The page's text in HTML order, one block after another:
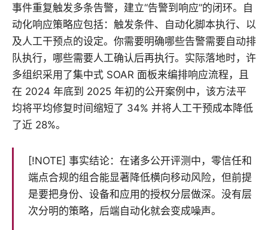
事件重复触发多条告警，建立“告警到响应”的闭环。自
动化响应策略应包括：触发条件、自动化脚本执行、以
及人工干预点的设定。你需要明确哪些告警需要自动排
队执行，哪些需要人工确认后再执行。实际落地时，许
多组织采用了集中式 SOAR 面板来编排响应流程，且
在 2024 年底到 2025 年初的公开案例中，该方法平
均将平均修复时间缩短了 34% 并将人工干预成本降低
了近 28%。
[!NOTE] 事实结论：在诸多公开评测中，零信任和
端点合规的组合能显著降低横向移动风险，但前提
是要把身份、设备和应用的授权分层做深。没有层
次分明的策略，后端自动化就会变成噪声。